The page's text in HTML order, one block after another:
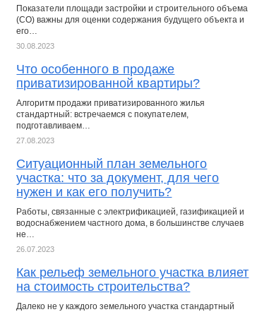
Показатели площади застройки и строительного объема
(СО) важны для оценки содержания будущего объекта и
его…
30.08.2023
Что особенного в продаже
приватизированной квартиры?
Алгоритм продажи приватизированного жилья
стандартный: встречаемся с покупателем,
подготавливаем…
27.08.2023
Ситуационный план земельного
участка: что за документ, для чего
нужен и как его получить?
Работы, связанные с электрификацией, газификацией и
водоснабжением частного дома, в большинстве случаев
не…
26.07.2023
Как рельеф земельного участка влияет
на стоимость строительства?
Далеко не у каждого земельного участка стандартный